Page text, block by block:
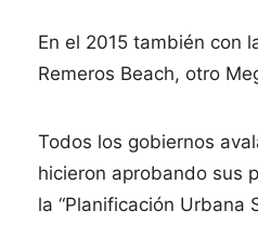
En el 2015 también con
Remeros Beach, otro
Todos los gobiernos
hicieron aprobando sus
la “Planificación Urbana